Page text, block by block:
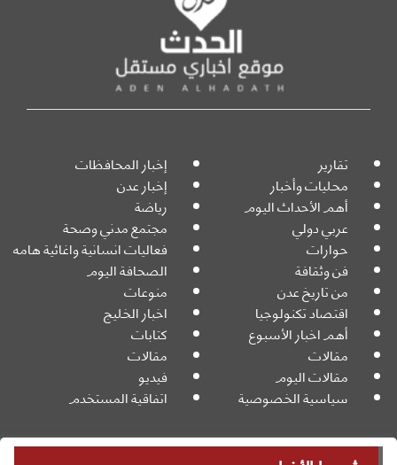
تقارير إخبار المحافظات
محليات وأخبار إخبار عدن
أهم الأحداث اليوم رياضة
عربي دولي مجتمع مدني وصحة
حوارات فعاليات انسانية واغاثية هامه
فن وثقافة الصحافة اليوم
من تاريخ عدن منوعات
اقتصاد تكنولوجيا اخبار الخليج
أهم اخبار الأسبوع كتابات
مقالات مقالات
مقالات اليوم فيديو
سياسية الخصوصية اتفاقية المستخدم